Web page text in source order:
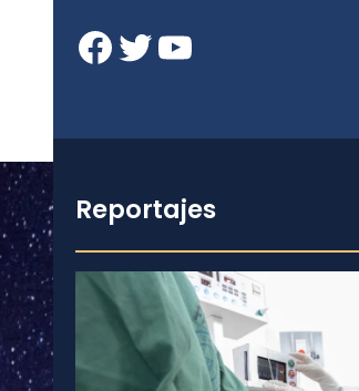
Facebook Twitter YouTube
Reportajes